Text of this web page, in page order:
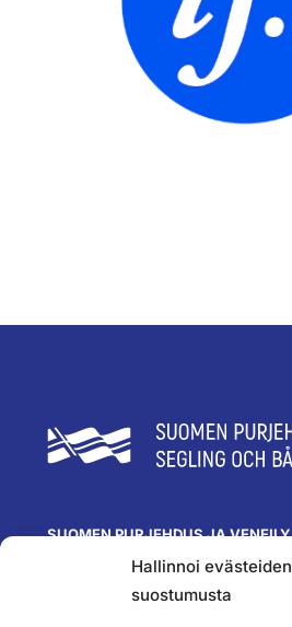
Hallinnoi evästeiden
suostumusta
SUOMEN PURJEHDUS JA VENEILY
Olympiastadion
Paavo Nurmen tie 1